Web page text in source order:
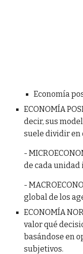
Economía
ECONOMÍA
decir, sus
suele dividir en
-
de cada
-
global de los
ECONOMÍA
valor qué
basándose en
subjetivos.